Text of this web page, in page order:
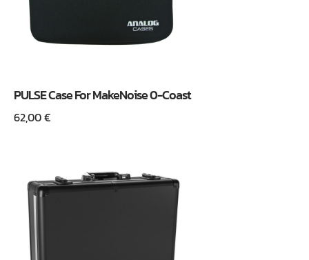
PULSE Case For MakeNoise 0-Coast
62,00€